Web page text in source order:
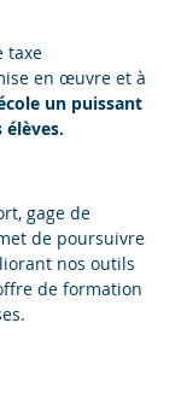
taxe
en œuvre et à
un puissant
élèves.
gage de
de poursuivre
nos outils
de formation